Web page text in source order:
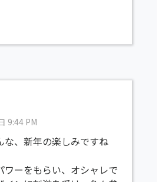
9:44 PM
な、新年の楽しみですね
ワーをもらい、オシャレで